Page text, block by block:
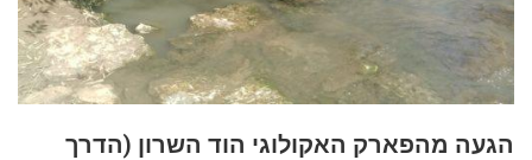
הגעה מהפארק האקולוגי הוד השרון (הדרך